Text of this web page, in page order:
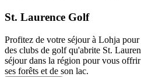
St. Laurence Golf
Profitez de votre séjour à Lohja
des clubs de golf qu'abrite St.
séjour dans la région pour vous
ses forêts et de son lac.